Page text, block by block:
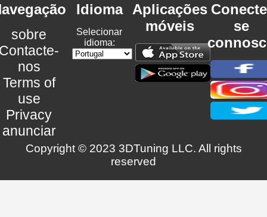
sobre
nos
Terms of
use
Privacy
anunciar
Idioma
Selecionar
idioma:
Aplicações
móveis
se
Copyright © 2023 3DTuning LLC. All rights
reserved